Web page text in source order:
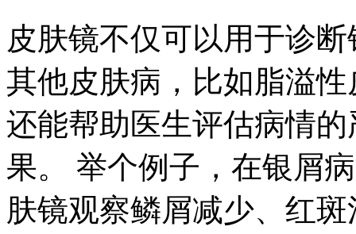
皮肤镜不仅可以用于诊
其他皮肤病，比如脂溢
还能帮助医生评估病情
果。 举个例子，在银屑
肤镜观察鳞屑减少、红